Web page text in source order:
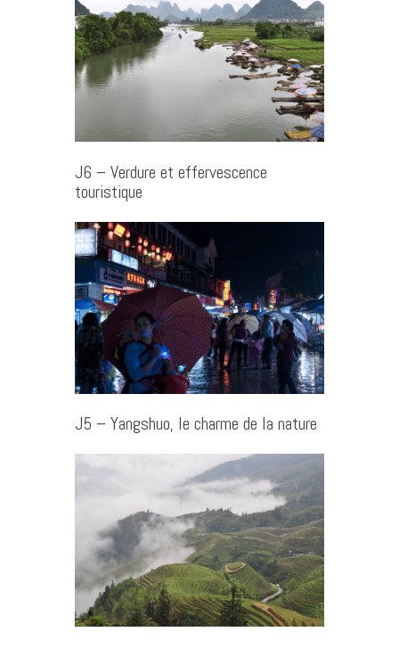
J6 – Verdure et effervescence
touristique
J5 – Yangshuo, le charme de la nature